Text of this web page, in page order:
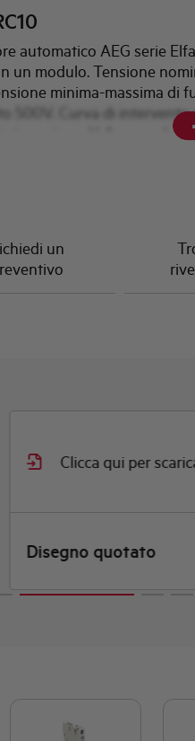
automatico AEG serie
un modulo. Tensione
minima-massima di
500V. Curva di intervento
6kA secondo
un
Clicca qui per
Disegno quotato